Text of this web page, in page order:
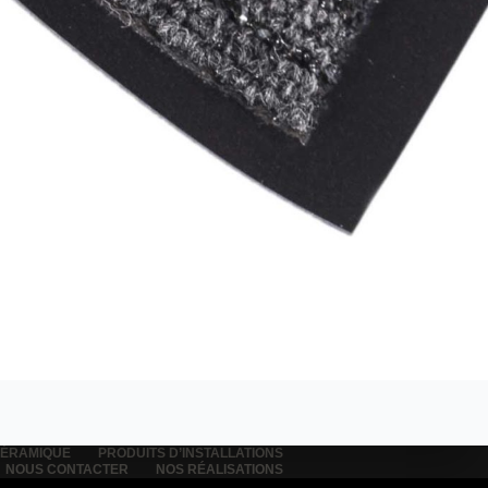
PRODUITS D’INSTALLATIONS
NOUS CONTACTER
NOS RÉALISATIONS